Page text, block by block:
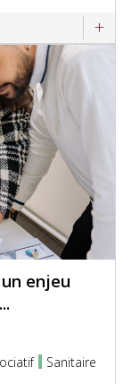
enjeu
Sanitaire